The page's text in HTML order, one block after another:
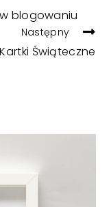
blogowaniu
Następny
Kartki Świąteczne